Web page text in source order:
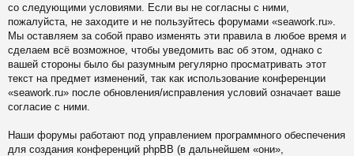
со следующими условиями. Если вы не согласны с ними,
пожалуйста, не заходите и не пользуйтесь форумами «seawork.ru».
Мы оставляем за собой право изменять эти правила в любое время и
сделаем всё возможное, чтобы уведомить вас об этом, однако с
вашей стороны было бы разумным регулярно просматривать этот
текст на предмет изменений, так как использование конференции
«seawork.ru» после обновления/исправления условий означает ваше
согласие с ними.
Наши форумы работают под управлением программного обеспечения
для создания конференций phpBB (в дальнейшем «они»,